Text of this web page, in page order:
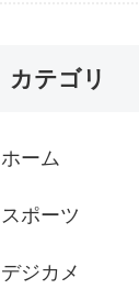
カテゴリ
ホーム
スポーツ
デジカメ